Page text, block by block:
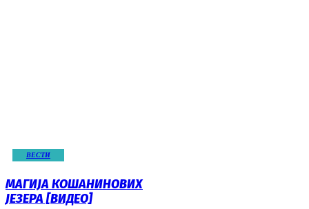
ВЕСТИ
МАГИЈА КОШАНИНОВИХ
ЈЕЗЕРА [ВИДЕО]